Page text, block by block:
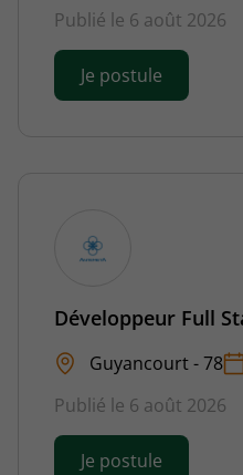
Publié le 6 août 2026
Je postule
Développeur Full
Guyancourt - 78
Publié le 6 août 2026
Je postule